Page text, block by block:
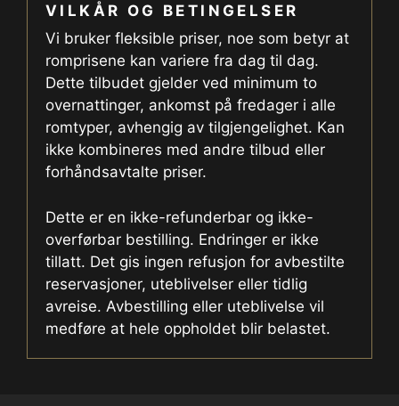
VILKÅR OG BETINGELSER
Vi bruker fleksible priser, noe som betyr at
romprisene kan variere fra dag til dag.
Dette tilbudet gjelder ved minimum to
overnattinger, ankomst på fredager i alle
romtyper, avhengig av tilgjengelighet. Kan
ikke kombineres med andre tilbud eller
forhåndsavtalte priser.
Dette er en ikke-refunderbar og ikke-
overførbar bestilling. Endringer er ikke
tillatt. Det gis ingen refusjon for avbestilte
reservasjoner, uteblivelser eller tidlig
avreise. Avbestilling eller uteblivelse vil
medføre at hele oppholdet blir belastet.